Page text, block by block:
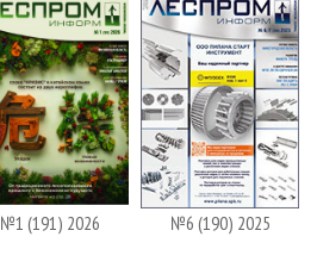
№1 (191) 2026 №6 (190) 2025